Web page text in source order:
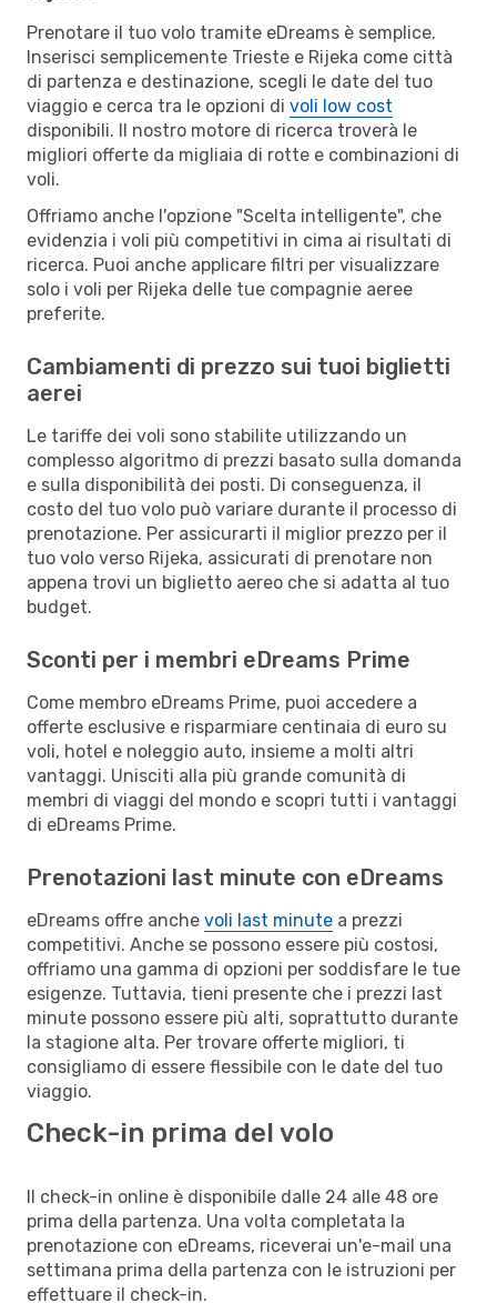
Prenotare il tuo volo tramite eDreams è semplice.
Inserisci semplicemente Trieste e Rijeka come città
di partenza e destinazione, scegli le date del tuo
viaggio e cerca tra le opzioni di voli low cost
disponibili. Il nostro motore di ricerca troverà le
migliori offerte da migliaia di rotte e combinazioni di
voli.
Offriamo anche l'opzione "Scelta intelligente", che
evidenzia i voli più competitivi in cima ai risultati di
ricerca. Puoi anche applicare filtri per visualizzare
solo i voli per Rijeka delle tue compagnie aeree
preferite.
Cambiamenti di prezzo sui tuoi biglietti
aerei
Le tariffe dei voli sono stabilite utilizzando un
complesso algoritmo di prezzi basato sulla domanda
e sulla disponibilità dei posti. Di conseguenza, il
costo del tuo volo può variare durante il processo di
prenotazione. Per assicurarti il miglior prezzo per il
tuo volo verso Rijeka, assicurati di prenotare non
appena trovi un biglietto aereo che si adatta al tuo
budget.
Sconti per i membri eDreams Prime
Come membro eDreams Prime, puoi accedere a
offerte esclusive e risparmiare centinaia di euro su
voli, hotel e noleggio auto, insieme a molti altri
vantaggi. Unisciti alla più grande comunità di
membri di viaggi del mondo e scopri tutti i vantaggi
di eDreams Prime.
Prenotazioni last minute con eDreams
eDreams offre anche voli last minute a prezzi
competitivi. Anche se possono essere più costosi,
offriamo una gamma di opzioni per soddisfare le tue
esigenze. Tuttavia, tieni presente che i prezzi last
minute possono essere più alti, soprattutto durante
la stagione alta. Per trovare offerte migliori, ti
consigliamo di essere flessibile con le date del tuo
viaggio.
Check-in prima del volo
Il check-in online è disponibile dalle 24 alle 48 ore
prima della partenza. Una volta completata la
prenotazione con eDreams, riceverai un'e-mail una
settimana prima della partenza con le istruzioni per
effettuare il check-in.